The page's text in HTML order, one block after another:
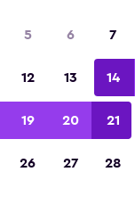
5 6 7
12 13 14
19 20 21
26 27 28